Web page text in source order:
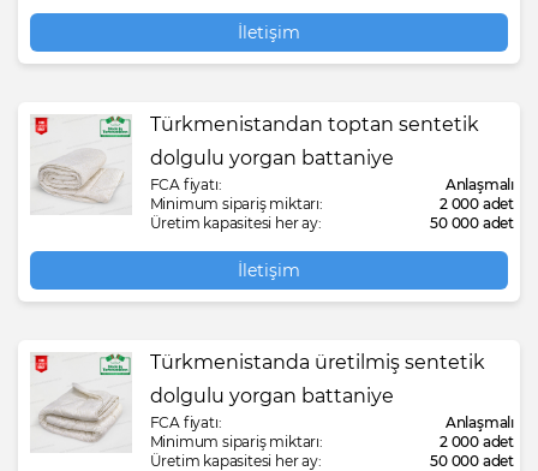
İletişim
Türkmenistandan toptan sentetik
dolgulu yorgan battaniye
FCA fiyatı:
Anlaşmalı
Minimum sipariş miktarı:
2 000 adet
Üretim kapasitesi her ay:
50 000 adet
İletişim
Türkmenistanda üretilmiş sentetik
dolgulu yorgan battaniye
FCA fiyatı:
Anlaşmalı
Minimum sipariş miktarı:
2 000 adet
Üretim kapasitesi her ay:
50 000 adet